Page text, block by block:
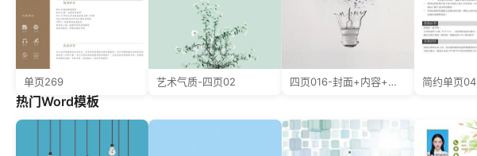
单页269 艺术气质-四页02 四页016-封面+内容+自荐信 简约单页04
热门Word模板